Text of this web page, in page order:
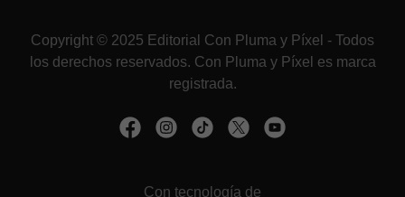
Copyright © 2025 Editorial Con Pluma y Píxel - Todos
los derechos reservados. Con Pluma y Píxel es marca
registrada.
Con tecnología de